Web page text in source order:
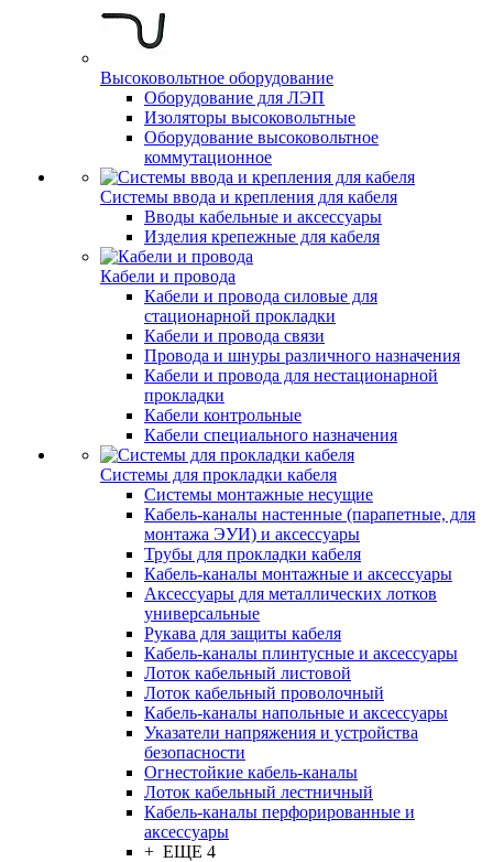
Высоковольтное оборудование
Оборудование для ЛЭП
Изоляторы высоковольтные
Оборудование высоковольтное
коммутационное
Системы ввода и крепления для кабеля
Вводы кабельные и аксессуары
Изделия крепежные для кабеля
Кабели и провода
Кабели и провода силовые для
стационарной прокладки
Кабели и провода связи
Провода и шнуры различного назначения
Кабели и провода для нестационарной
прокладки
Кабели контрольные
Кабели специального назначения
Системы для прокладки кабеля
Системы монтажные несущие
Кабель-каналы настенные (парапетные, для
монтажа ЭУИ) и аксессуары
Трубы для прокладки кабеля
Кабель-каналы монтажные и аксессуары
Аксессуары для металлических лотков
универсальные
Рукава для защиты кабеля
Кабель-каналы плинтусные и аксессуары
Лоток кабельный листовой
Лоток кабельный проволочный
Кабель-каналы напольные и аксессуары
Указатели напряжения и устройства
безопасности
Огнестойкие кабель-каналы
Лоток кабельный лестничный
Кабель-каналы перфорированные и
аксессуары
+ ЕЩЕ 4